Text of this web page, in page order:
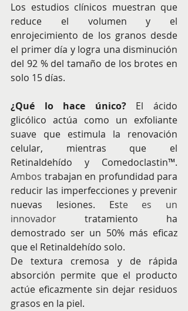
Los estudios clínicos muestran que
reduce el volumen y el
enrojecimiento de los granos desde
el primer día y logra una disminución
del 92 % del tamaño de los brotes en
solo 15 días.
¿Qué lo hace único? El ácido
glicólico actúa como un exfoliante
suave que estimula la renovación
celular, mientras que el
Ambos trabajan en profundidad para
reducir las imperfecciones y prevenir
nuevas lesiones. Este es un
innovador tratamiento ha
demostrado ser un 50% más eficaz
que el Retinaldehído solo.
De textura cremosa y de rápida
absorción permite que el producto
actúe eficazmente sin dejar residuos
grasos en la piel.